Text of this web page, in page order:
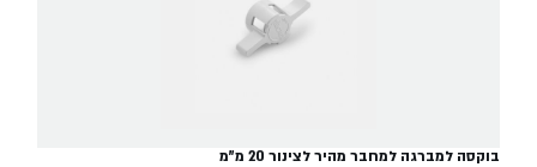
בוקסה למברגה למחבר מהיר לצינור 20 מ"מ